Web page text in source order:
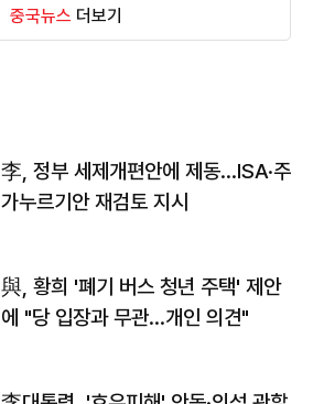
중국뉴스 더보기
李, 정부 세제개편안에 제동…ISA·주
가누르기안 재검토 지시
與, 황희 '폐기 버스 청년 주택' 제안
에 "당 입장과 무관…개인 의견"